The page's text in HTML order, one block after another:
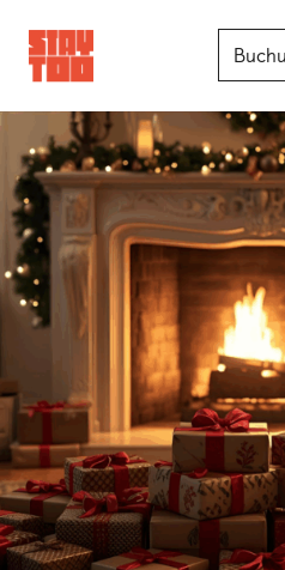
Apartments
Community
Journal
FAQ
Kontakt
Standorte
Berlin